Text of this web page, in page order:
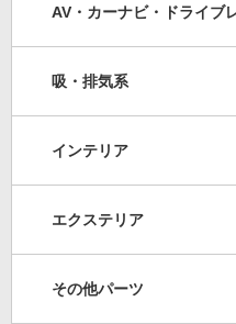
AV・カーナビ・ドライブ
吸・排気系
インテリア
エクステリア
その他パーツ